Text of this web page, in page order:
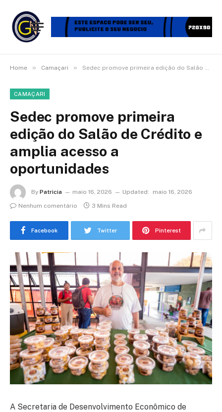
Home » Camaçari » Sedec promove primeira edição do Salão de Crédito e amplia acesso a oportunidades
CAMAÇARI
Sedec promove primeira
edição do Salão de Crédito e
amplia acesso a
oportunidades
By Patricia maio 16, 2026 Updated:
maio 16, 2026
Nenhum comentário
3 Mins Read
Facebook Twitter Pinterest
A Secretaria de Desenvolvimento Econômico de